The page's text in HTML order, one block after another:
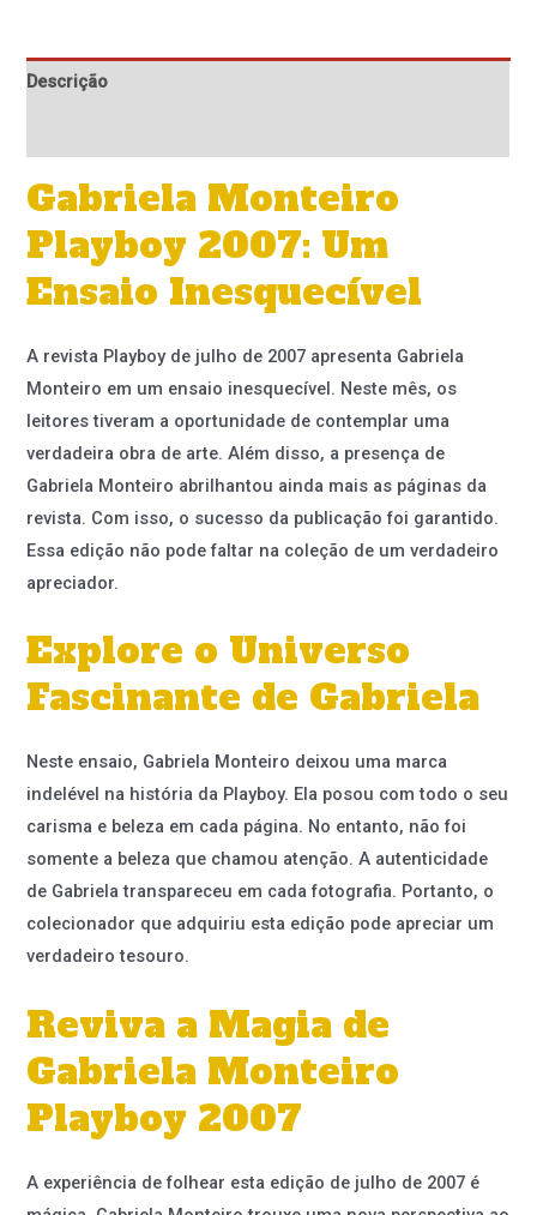
Descrição
Gabriela Monteiro
Playboy 2007: Um
Ensaio Inesquecível
A revista Playboy de julho de 2007 apresenta Gabriela
Monteiro em um ensaio inesquecível. Neste mês, os
leitores tiveram a oportunidade de contemplar uma
verdadeira obra de arte. Além disso, a presença de
Gabriela Monteiro abrilhantou ainda mais as páginas da
revista. Com isso, o sucesso da publicação foi garantido.
Essa edição não pode faltar na coleção de um verdadeiro
apreciador.
Explore o Universo
Fascinante de Gabriela
Neste ensaio, Gabriela Monteiro deixou uma marca
indelével na história da Playboy. Ela posou com todo o seu
carisma e beleza em cada página. No entanto, não foi
somente a beleza que chamou atenção. A autenticidade
de Gabriela transpareceu em cada fotografia. Portanto, o
colecionador que adquiriu esta edição pode apreciar um
verdadeiro tesouro.
Reviva a Magia de
Gabriela Monteiro
Playboy 2007
A experiência de folhear esta edição de julho de 2007 é